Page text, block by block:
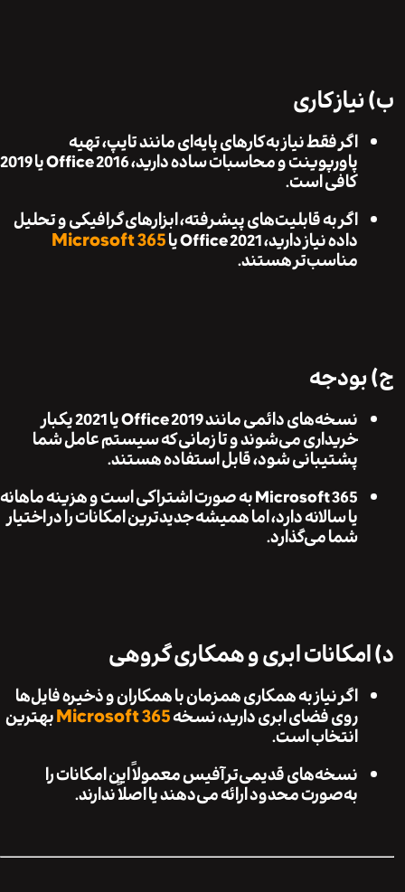
کاری
اگر فقط نیاز به کارهای پایه‌ای مانند تایپ، تهیه
پاورپوینت و محاسبات ساده دارید،Office 2016 یا 2019
کافی است.
اگر به قابلیت‌های پیشرفته، ابزارهای گرافیکی و تحلیل
داده نیاز دارید،Office 2021 یا Microsoft 365
مناسب‌تر هستند.
نسخه‌های دائمی مانند Office 2019 یا 2021 یکبار
خریداری می‌شوند و تا زمانی که سیستم عامل شما
پشتیبانی شود، قابل استفاده هستند.
Microsoft 365 به صورت اشتراکی است و هزینه ماهانه
یا سالانه دارد، اما همیشه جدیدترین امکانات را در اختیار
شما می‌گذارد.
ابری و همکاری گروهی
اگر نیاز به همکاری همزمان با همکاران و ذخیره فایل‌ها
روی فضای ابری دارید، نسخهMicrosoft 365بهترین
انتخاب است.
نسخه‌های قدیمی‌تر آفیس معمولاً این امکانات را
به‌صورت محدود ارائه می‌دهند یا اصلاً ندارند.